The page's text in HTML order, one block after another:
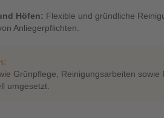
Höfen: Flexible und gründliche
Anliegerpflichten.
Grünpflege, Reinigungsarbeiten sowie
umgesetzt.